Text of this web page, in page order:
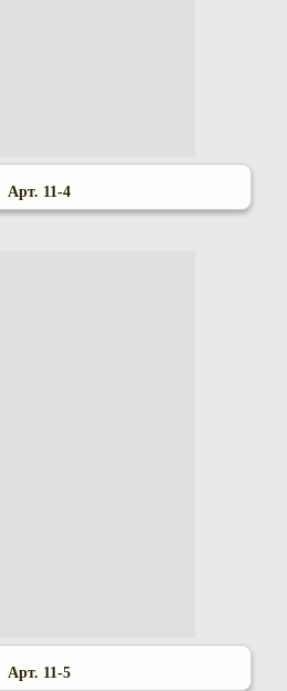
Арт. 11-4
Арт. 11-5